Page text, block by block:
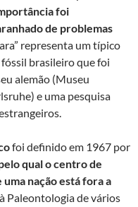
foi
de problemas
representa um típico
fóssil brasileiro que foi
alemão (Museu
e uma pesquisa
foi definido em 1967 por
qual o centro de
nação está fora a
Paleontologia de vários